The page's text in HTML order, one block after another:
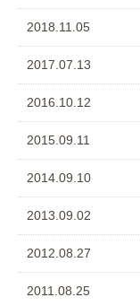
2018.11.05
2017.07.13
2016.10.12
2015.09.11
2014.09.10
2013.09.02
2012.08.27
2011.08.25